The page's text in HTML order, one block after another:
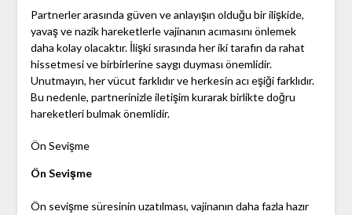
Partnerler arasında güven ve anlayışın olduğu bir ilişkide,
yavaş ve nazik hareketlerle vajinanın acımasını önlemek
daha kolay olacaktır. İlişki sırasında her iki tarafın da rahat
hissetmesi ve birbirlerine saygı duyması önemlidir.
Unutmayın, her vücut farklıdır ve herkesin acı eşiği farklıdır.
Bu nedenle, partnerinizle iletişim kurarak birlikte doğru
hareketleri bulmak önemlidir.
Ön Sevişme
Ön Sevişme
Ön sevişme süresinin uzatılması, vajinanın daha fazla hazır